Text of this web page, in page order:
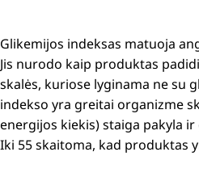
Glikemijos indeksas matuoja
Jis nurodo kaip produktas
skalės, kuriose lyginama ne su
indekso yra greitai organizme
energijos kiekis) staiga pakyla
Iki 55 skaitoma, kad produktas